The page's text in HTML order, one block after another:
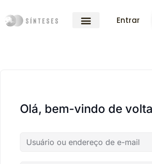
Entrar
Olá, bem-vindo de